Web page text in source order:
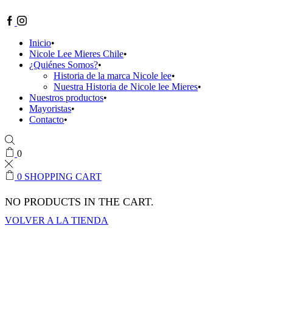
Facebook
Instagram
Inicio
Nicole Lee Mieres Chile
¿Quiénes Somos?
Historia de la marca Nicole lee
Nuestra Historia de Nicole lee Mieres
Nuestros productos
Mayoristas
Contacto
0
0 SHOPPING CART
NO PRODUCTS IN THE CART.
VOLVER A LA TIENDA